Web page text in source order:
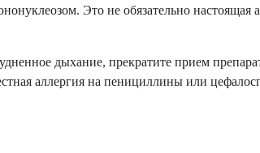
Это не обязательно настоящая
дыхание, прекратите прием
аллергия на пенициллины или